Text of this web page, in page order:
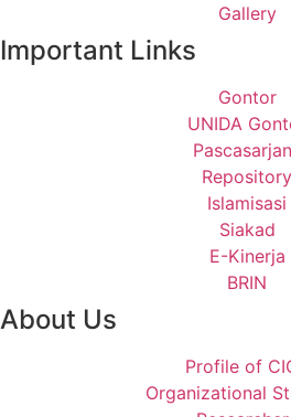
Gallery
Important Links
Gontor
UNIDA
Repository
Islamisasi
Siakad
E-Kinerja
BRIN
About Us
Profile of
Organizational